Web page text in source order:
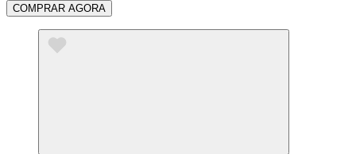
COMPRAR AGORA